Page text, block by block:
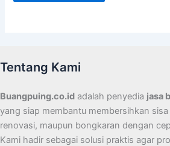
Tentang Kami
Buangpuing.co.id adalah penyedia jasa
yang siap membantu membersihkan
renovasi, maupun bongkaran dengan
Kami hadir sebagai solusi praktis agar